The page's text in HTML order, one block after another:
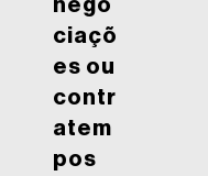
nego
ciaçõ
es ou
contr
atem
pos